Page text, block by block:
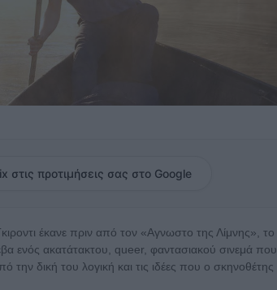
στις προτιμήσεις σας στο Google
έκανε πριν από τον «Αγνωστο της Λίμνης», το
ενός ακατάτακτου, queer, φαντασιακού σινεμά που
δική του λογική και τις ιδέες που ο σκηνοθέτης